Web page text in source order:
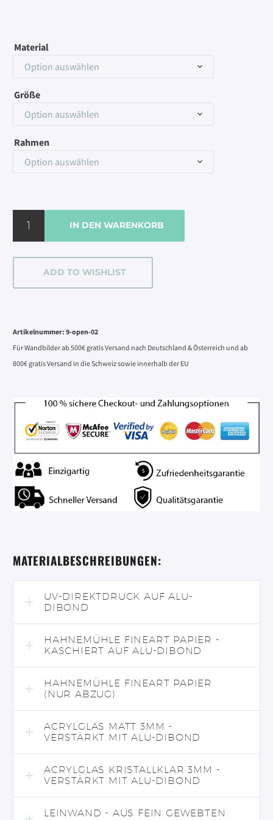
Material
Option auswählen
Größe
Option auswählen
Rahmen
Option auswählen
IN DEN WARENKORB
ADD TO WISHLIST
Artikelnummer: 9-open-02
Für Wandbilder ab 500€ gratis Versand nach Deutschland & Österreich und ab
800€ gratis Versand in die Schweiz sowie innerhalb der EU
MATERIALBESCHREIBUNGEN:
UV-DIREKTDRUCK AUF ALU-
DIBOND
HAHNEMÜHLE FINEART PAPIER -
KASCHIERT AUF ALU-DIBOND
HAHNEMÜHLE FINEART PAPIER
(NUR ABZUG)
ACRYLGLAS MATT 3MM -
VERSTÄRKT MIT ALU-DIBOND
ACRYLGLAS KRISTALLKLAR 3MM -
VERSTÄRKT MIT ALU-DIBOND
LEINWAND - AUS FEIN GEWEBTEN